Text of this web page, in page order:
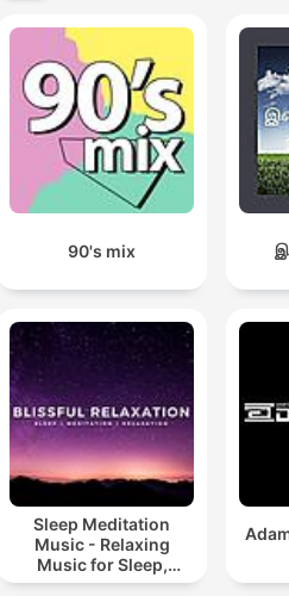
90's mix
Sleep Meditation
Music - Relaxing
Music for Sleep,
Meditation &